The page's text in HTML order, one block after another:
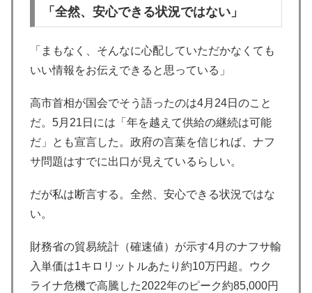
「全然、安心できる状況ではない」
「まもなく、そんなに心配していただかなくても
いい情報をお伝えできると思っている」
高市首相が国会でそう語ったのは4月24日のこと
だ。5月21日には「年を越えて供給の継続は可能
だ」とも宣言した。政府の言葉を信じれば、ナフ
サ問題はすでに出口が見えているらしい。
だが私は断言する。全然、安心できる状況ではな
い。
財務省の貿易統計（確速値）が示す4月のナフサ輸
入単価は1キロリットルあたり約10万円超。ウク
ライナ危機で高騰した2022年のピーク約85,000円